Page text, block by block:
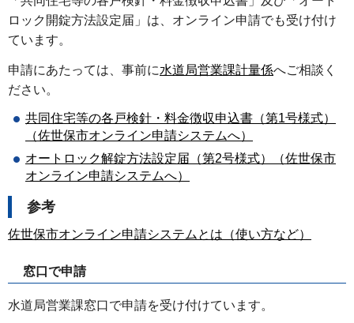
ロック開錠方法設定届」は、オンライン申請でも受け付け
ています。
申請にあたっては、事前に水道局営業課計量係へご相談く
ださい。
共同住宅等の各戸検針・料金徴収申込書（第1号様式）
（佐世保市オンライン申請システムへ）
オートロック解錠方法設定届（第2号様式）（佐世保市
オンライン申請システムへ）
参考
佐世保市オンライン申請システムとは（使い方など）
窓口で申請
水道局営業課窓口で申請を受け付けています。